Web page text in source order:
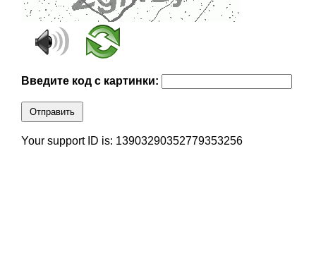
Введите код с картинки:
Отправить
Your support ID is: 13903290352779353256